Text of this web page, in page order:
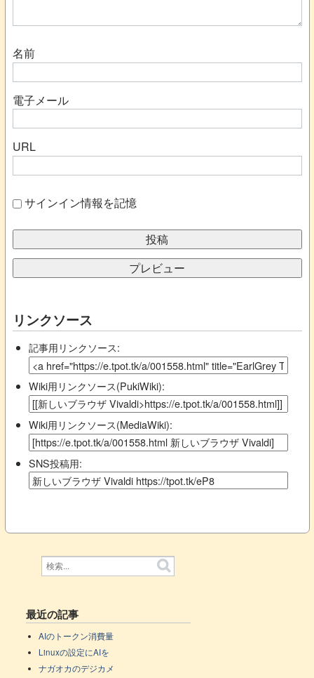
名前
電子メール
URL
サインイン情報を記憶
リンクソース
記事用リンクソース:
Wiki用リンクソース(PukiWiki):
Wiki用リンクソース(MediaWiki):
SNS投稿用:
最近の記事
AIのトークン消費量
Linuxの設定にAIを
ナガオカのデジカメ